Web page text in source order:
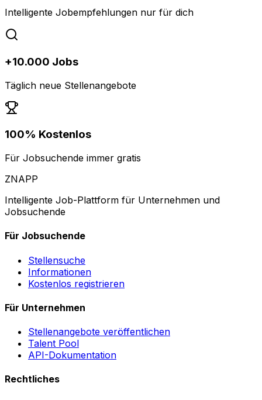
Intelligente Jobempfehlungen nur für dich
+10.000 Jobs
Täglich neue Stellenangebote
100% Kostenlos
Für Jobsuchende immer gratis
ZNAPP
Intelligente Job-Plattform für Unternehmen und
Jobsuchende
Für Jobsuchende
Stellensuche
Informationen
Kostenlos registrieren
Für Unternehmen
Stellenangebote veröffentlichen
Talent Pool
API-Dokumentation
Rechtliches